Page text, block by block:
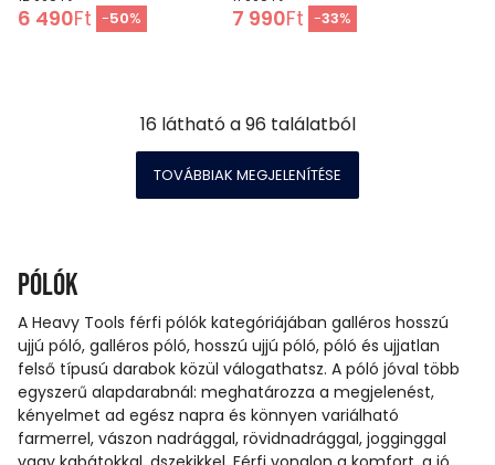
6 490Ft -50% 7 990Ft -33%
16 látható a96 találatból
TOVÁBBIAK MEGJELENÍTÉSE
Pólók
A Heavy Tools férfi pólók kategóriájában galléros hosszú
ujjú póló, galléros póló, hosszú ujjú póló, póló és ujjatlan
felső típusú darabok közül válogathatsz. A póló jóval több
egyszerű alapdarabnál: meghatározza a megjelenést,
kényelmet ad egész napra és könnyen variálható
farmerrel, vászon nadrággal, rövidnadrággal, jogginggal